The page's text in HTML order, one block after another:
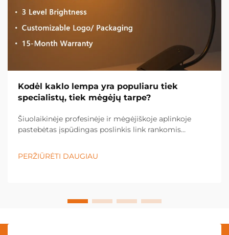
Kodėl kaklo lempa yra populiaru tiek
specialistų, tiek mėgėjų tarpe?
Šiuolaikinėje profesinėje ir mėgėjiškoje aplinkoje
pastebėtas įspūdingas poslinkis link rankomis
tapo būtina įranga įvairiose pramonės šakose ir
asmeninėse srityse. Šis inovacinis apšvietimas...
PERŽIŪRĖTI DAUGIAU